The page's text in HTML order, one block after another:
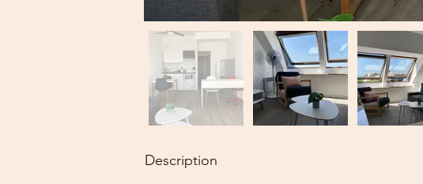
Description